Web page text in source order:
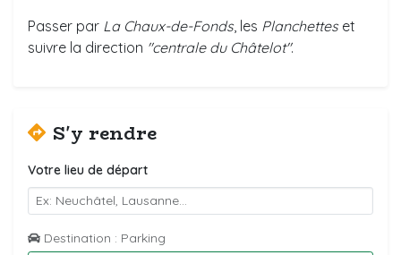
Passer par La Chaux-de-Fonds, les Planchetteset
suivre la direction "centrale du Châtelot".
S'y rendre
Votre lieu de départ
Destination : Parking